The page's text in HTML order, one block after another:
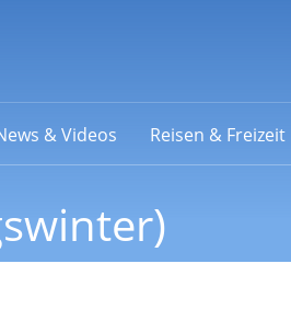
& Videos Reisen & Freizeit